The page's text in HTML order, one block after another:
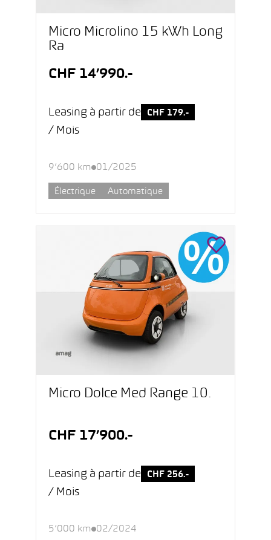
Micro Microlino 15 kWh Long
Ra
CHF 14’990.-
Leasing à partir de CHF 179.-
/ Mois
9’600 km 01/2025
Électrique Automatique
Micro Dolce Med Range 10.
CHF 17’900.-
Leasing à partir de CHF 256.-
/ Mois
5’000 km 02/2024